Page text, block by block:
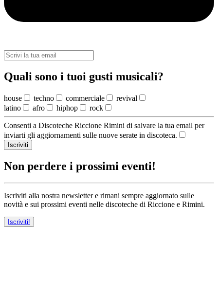
Quali sono i tuoi gusti musicali?
house techno commerciale
revival
latino
afro hiphop rock
Consenti a Discoteche Riccione Rimini di salvare la tua email per
inviarti gli aggiornamenti sulle nuove serate in discoteca.
Iscriviti
Non perdere i prossimi eventi!
Iscriviti alla nostra newsletter e rimani sempre aggiornato sulle
novità e sui prossimi eventi nelle discoteche di Riccione e Rimini.
Iscriviti!